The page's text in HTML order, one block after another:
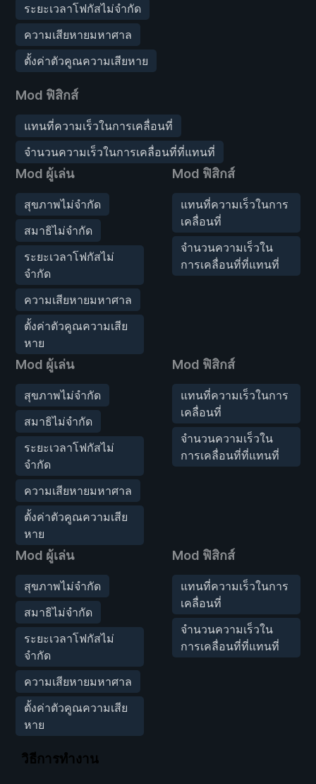
ระยะเวลาโฟกัสไม่จำกัด
ความเสียหายมหาศาล
ตั้งค่าตัวคูณความเสียหาย
Mod ฟิสิกส์
แทนที่ความเร็วในการเคลื่อนที่
จำนวนความเร็วในการเคลื่อนที่ที่แทนที่
Mod ผู้เล่น
สุขภาพไม่จำกัด
สมาธิไม่จำกัด
ระยะเวลาโฟกัสไม่
จำกัด
ความเสียหายมหาศาล
ตั้งค่าตัวคูณความเสีย
หาย
Mod ฟิสิกส์
แทนที่ความเร็วในการ
เคลื่อนที่
จำนวนความเร็วใน
การเคลื่อนที่ที่แทนที่
Mod ผู้เล่น
สุขภาพไม่จำกัด
สมาธิไม่จำกัด
ระยะเวลาโฟกัสไม่
จำกัด
ความเสียหายมหาศาล
ตั้งค่าตัวคูณความเสีย
หาย
Mod ฟิสิกส์
แทนที่ความเร็วในการ
เคลื่อนที่
จำนวนความเร็วใน
การเคลื่อนที่ที่แทนที่
Mod ผู้เล่น
สุขภาพไม่จำกัด
สมาธิไม่จำกัด
ระยะเวลาโฟกัสไม่
จำกัด
ความเสียหายมหาศาล
ตั้งค่าตัวคูณความเสีย
หาย
Mod ฟิสิกส์
แทนที่ความเร็วในการ
เคลื่อนที่
จำนวนความเร็วใน
การเคลื่อนที่ที่แทนที่
วิธีการทำงาน